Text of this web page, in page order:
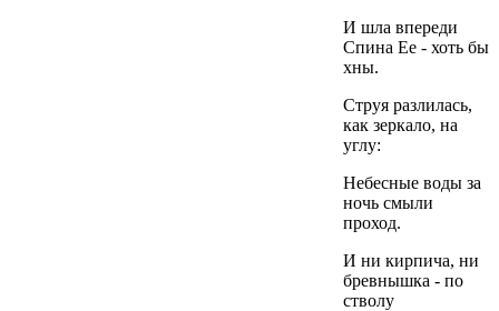
И шла впереди
Спина Ее - хоть бы
хны.
Струя разлилась,
как зеркало, на
углу:
Небесные воды за
ночь смыли
проход.
И ни кирпича, ни
бревнышка - по
стволу